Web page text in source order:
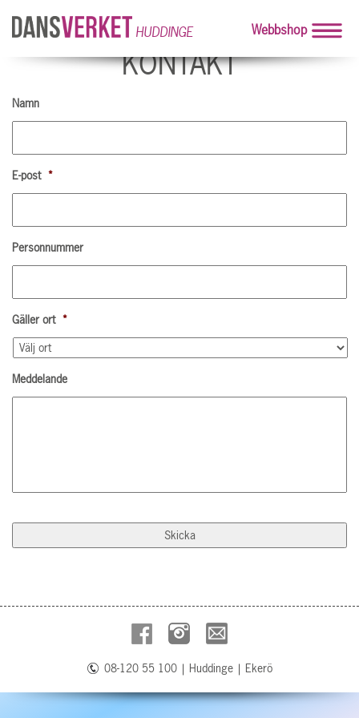
HUDDINGE Webbshop
KONTAKT
Namn
E-post *
Personnummer
Gäller ort *
Meddelande
08-120 55 100 | Huddinge | Ekerö